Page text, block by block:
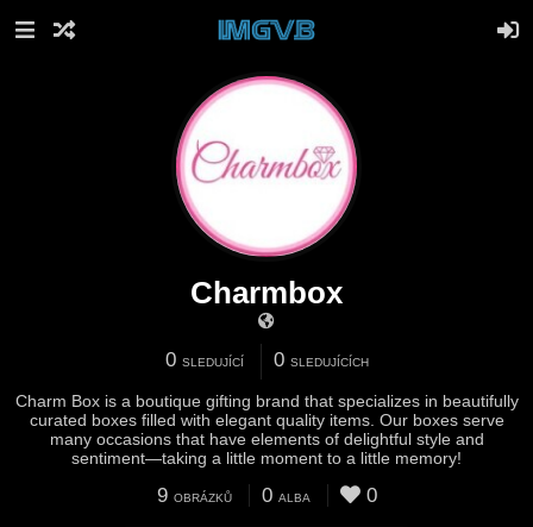
Charmbox
0 SLEDUJÍCÍ 0 SLEDUJÍCÍCH
Charm Box is a boutique gifting brand that specializes in beautifully
curated boxes filled with elegant quality items. Our boxes serve
many occasions that have elements of delightful style and
sentiment—taking a little moment to a little memory!
9 OBRÁZKŮ 0 ALBA 0